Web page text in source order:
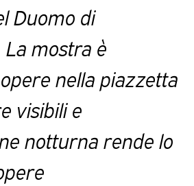
Duomo di
mostra è
nella piazzetta
visibili e
notturna rende lo